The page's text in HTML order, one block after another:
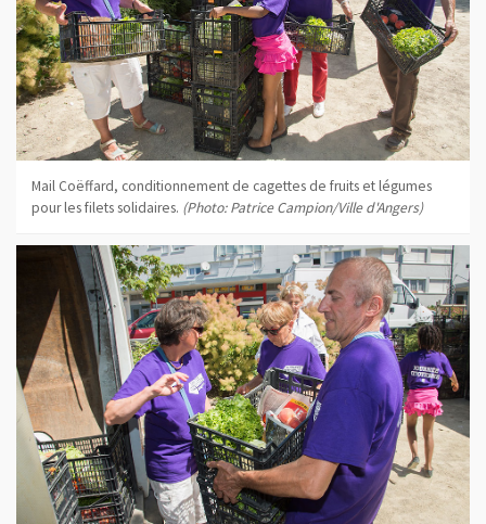
Mail Coëffard, conditionnement de cagettes de fruits et légumes
pour les filets solidaires. (Photo: Patrice Campion/Ville d'Angers)